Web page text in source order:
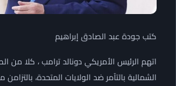
كتب جودة عبد الصادق إبراهيم
اتهم الرئيس الأمريكي دونالد ترامب ، كلا من
الشمالية بالتآمر ضد الولايات المتحدة،